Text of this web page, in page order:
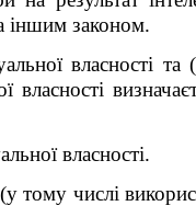
іншим законом.
власності
власності
власності.
тому числі